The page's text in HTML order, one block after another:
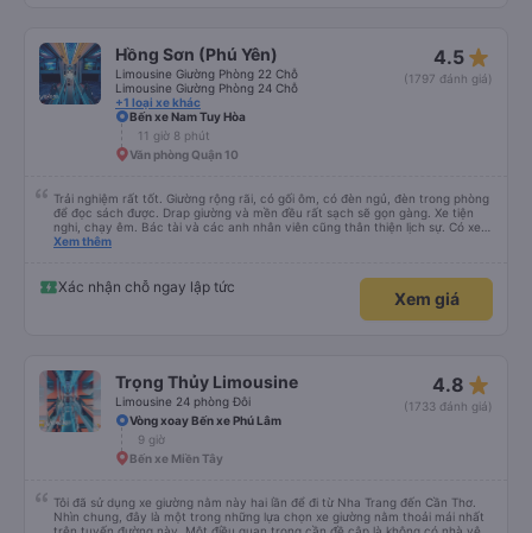
Hồng Sơn (Phú Yên)
Limousine Giường Phòng 22 Chỗ
Limousine Giường Phòng 24 Chỗ
+1 loại xe khác
4.5 star_rate
(1797 đánh giá)
Bến xe Nam Tuy Hòa
11 giờ 8 phút
Văn phòng Quận 10
Trải nghiệm rất tốt. Giường rộng rãi, có gối ôm, có đèn ngủ, đèn trong phòng
để đọc sách được. Drap giường và mền đều rất sạch sẽ gọn gàng. Xe tiện
nghi, chạy êm. Bác tài và các anh nhân viên cũng thân thiện lịch sự. Có xe
trung chuyển về nội thành thành phố tuy hoà rất tiện. Giá vé hợp lý. Nói
Xem thêm
Xác nhận chỗ ngay lập tức
Xem giá
Trọng Thủy Limousine
Limousine 24 phòng Đôi
4.8 star_rate
(1733 đánh giá)
Vòng xoay Bến xe Phú Lâm
9 giờ
Bến xe Miền Tây
Tôi đã sử dụng xe giường nằm này hai lần để đi từ Nha Trang đến Cần Thơ.
Nhìn chung, đây là một trong những lựa chọn xe giường nằm thoải mái nhất